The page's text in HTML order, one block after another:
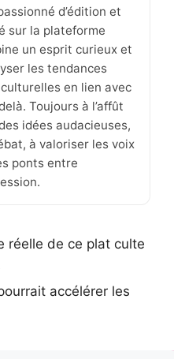
d’édition et
sur la plateforme
un esprit curieux et
les tendances
en lien avec
Toujours à l’affût
idées audacieuses,
à valoriser les voix
ponts entre
réelle de ce plat culte
accélérer les